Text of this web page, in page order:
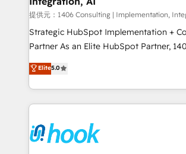
Design & Development We empower our clients to
reach their full potential by providing
relationship-driven support. With over 300 HubSpot
technical know-how and strategic
need to succeed.
提供元：1406 Consulting | Implementation,
Strategic HubSpot Implementation +
Partner As an Elite HubSpot Partner, 1406 Consulting
helps mid-market revenue teams
they sell, market, and serve. We don't
HubSpot—we teach your team to own
to help you keep winning. What We Do ⚙️ CRM
Data & Content 📈 Sales & Marketing
Revenue Team Enablement 🤖 Breeze AI
Elite5.0